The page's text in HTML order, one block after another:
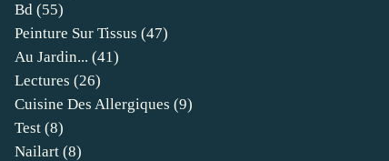
Bd (55)
Peinture Sur Tissus (47)
Au Jardin... (41)
Lectures (26)
Cuisine Des Allergiques (9)
Test (8)
Nailart (8)